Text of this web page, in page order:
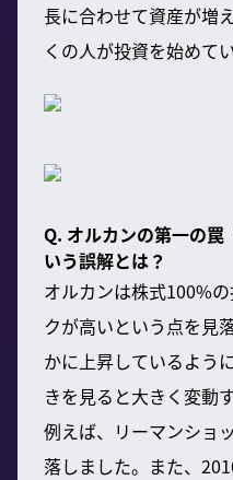
長に合わせて資産が増
くの人が投資を始めてい
Q. オルカンの第一の罠
いう誤解とは？
オルカンは株式100%
クが高いという点を見
かに上昇しているよう
きを見ると大きく変動
例えば、リーマンショ
落しました。また、